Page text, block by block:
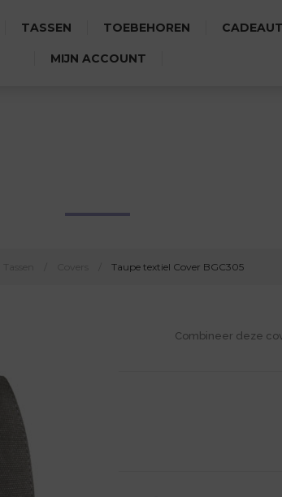
TASSEN TOEBEHOREN
MIJN ACCOUNT
Taupe textiel Cover BGC305
Combineer deze